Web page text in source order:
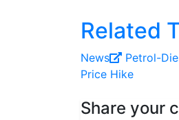
Related
News Petrol-
Price Hike